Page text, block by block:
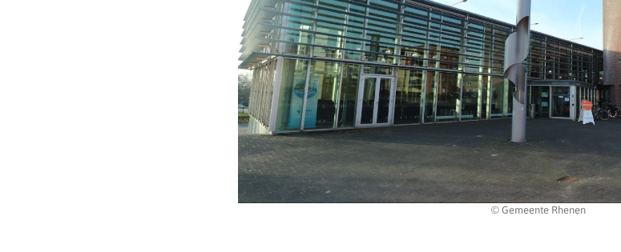
© Gemeente Rhenen